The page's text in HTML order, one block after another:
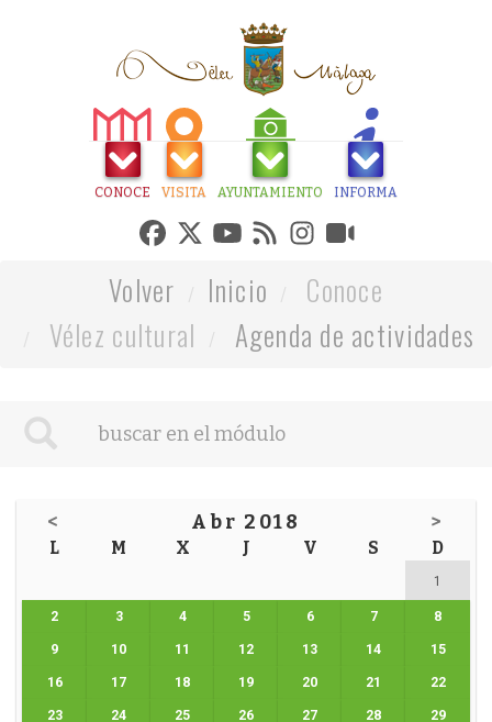
CONOCE VISITA AYUNTAMIENTO INFORMA
Volver Inicio
Conoce
Vélez cultural
Agenda de actividades
< Abr 2018 >
L M X J V S D
1
2 3 4 5 6 7 8
9 10 11 12 13 14 15
16 17 18 19 20 21 22
23 24 25 26 27 28 29